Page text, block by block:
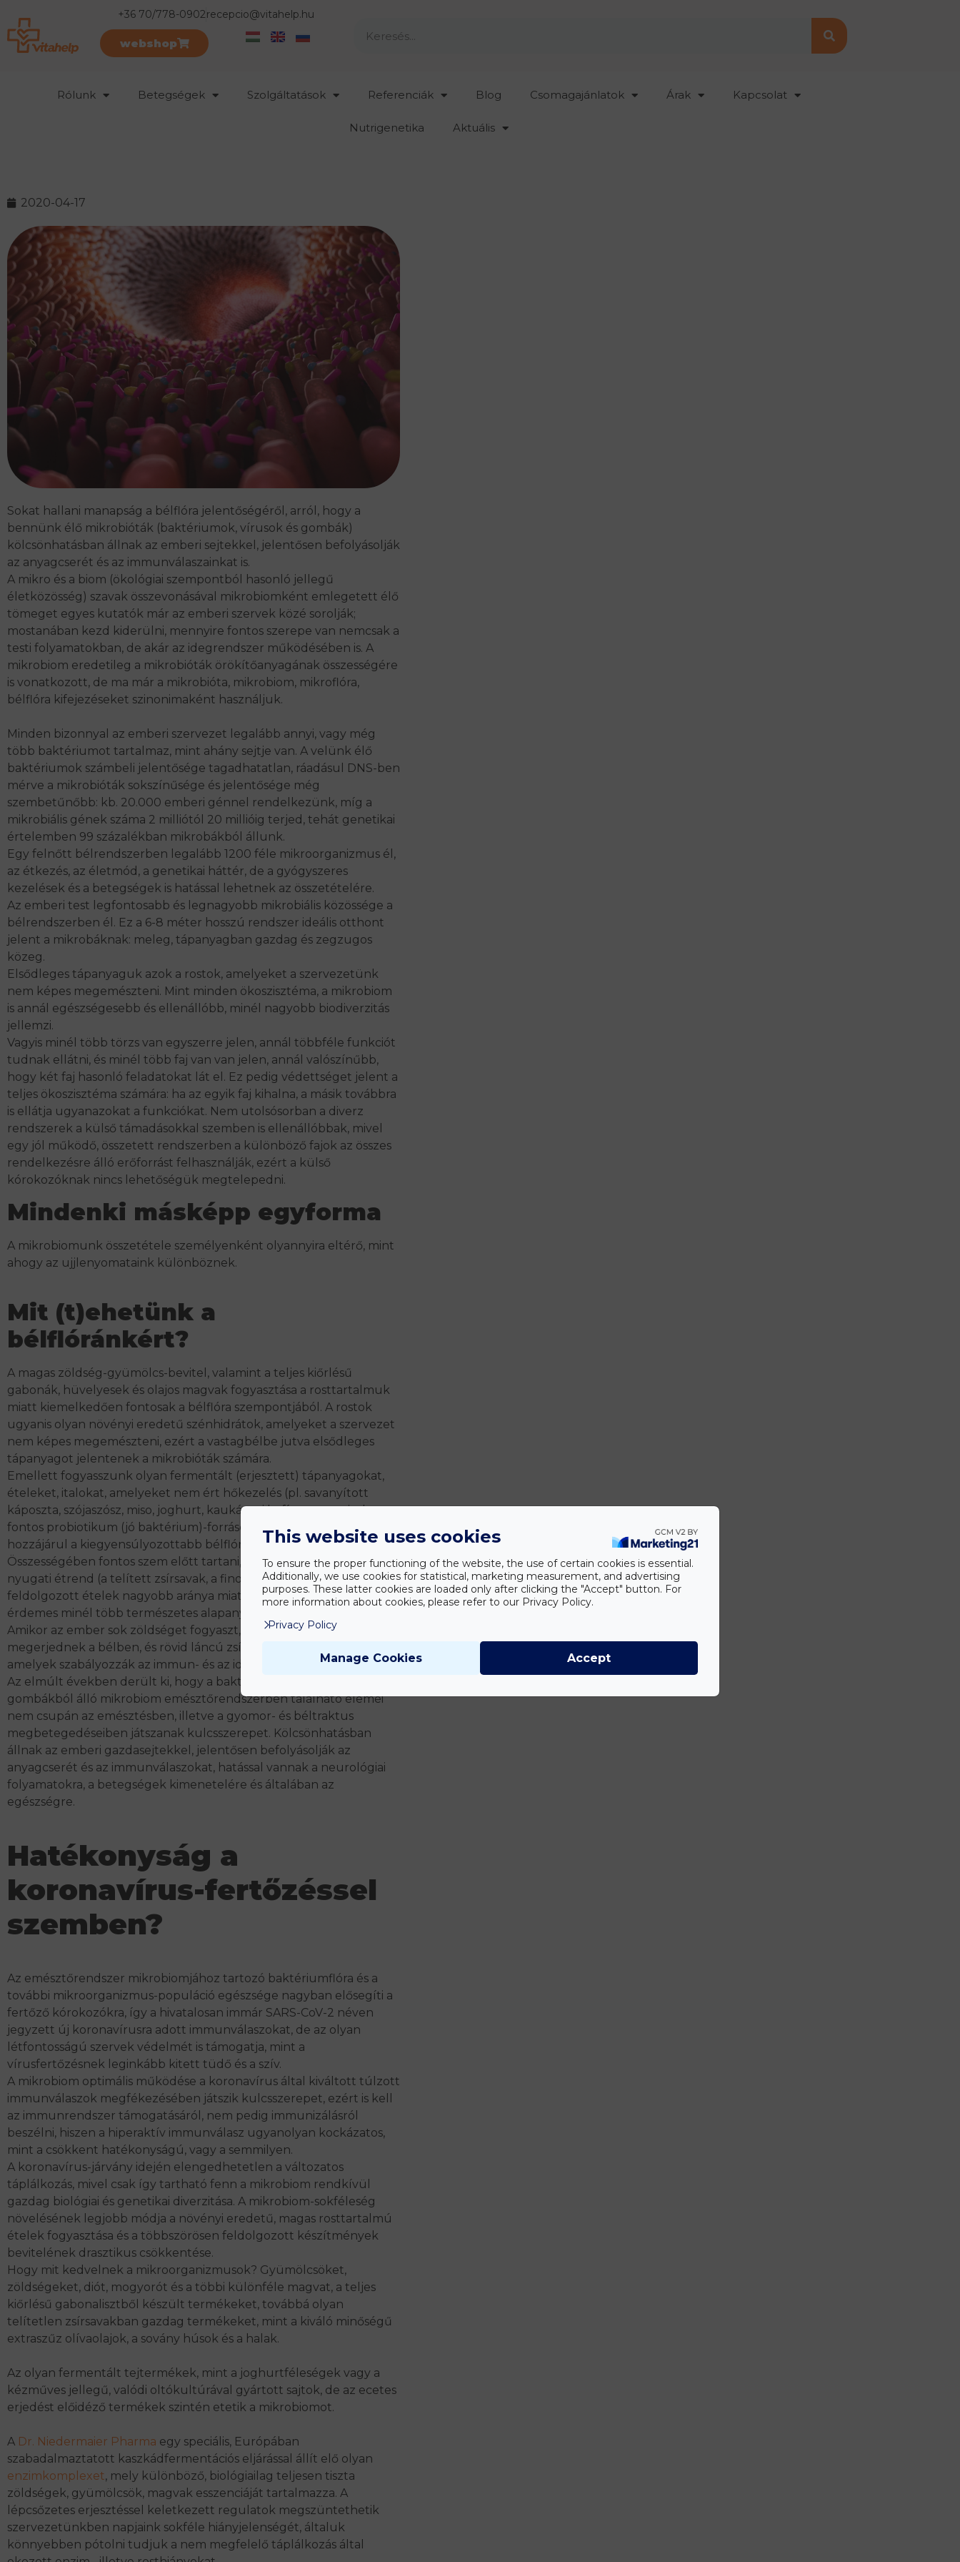
+36 70/778-0902recepcio@vitahelp.hu
webshop
Rólunk Betegségek Szolgáltatások Referenciák Blog Csomagajánlatok Árak Kapcsolat
Nutrigenetika Aktuális
2020-04-17
Sokat hallani manapság a bélflóra jelentőségéről, arról, hogy a
bennünk élő mikrobióták (baktériumok, vírusok és gombák)
kölcsönhatásban állnak az emberi sejtekkel, jelentősen befolyásolják
az anyagcserét és az immunválaszainkat is.
A mikro és a biom (ökológiai szempontból hasonló jellegű
életközösség) szavak összevonásával mikrobiomként emlegetett élő
tömeget egyes kutatók már az emberi szervek közé sorolják;
mostanában kezd kiderülni, mennyire fontos szerepe van nemcsak a
testi folyamatokban, de akár az idegrendszer működésében is. A
mikrobiom eredetileg a mikrobióták örökítőanyagának összességére
is vonatkozott, de ma már a mikrobióta, mikrobiom, mikroflóra,
bélflóra kifejezéseket szinonimaként használjuk.
Minden bizonnyal az emberi szervezet legalább annyi, vagy még
több baktériumot tartalmaz, mint ahány sejtje van. A velünk élő
baktériumok számbeli jelentősége tagadhatatlan, ráadásul DNS-ben
mérve a mikrobióták sokszínűsége és jelentősége még
szembetűnőbb: kb. 20.000 emberi génnel rendelkezünk, míg a
mikrobiális gének száma 2 milliótól 20 millióig terjed, tehát genetikai
értelemben 99 százalékban mikrobákból állunk.
Egy felnőtt bélrendszerben legalább 1200 féle mikroorganizmus él ,
az étkezés, az életmód, a genetikai háttér, de a gyógyszeres
kezelések és a betegségek is hatással lehetnek az összetételére.
Az emberi test legfontosabb és legnagyobb mikrobiális közössége a
bélrendszerben él. Ez a 6-8 méter hosszú rendszer ideális otthont
jelent a mikrobáknak: meleg, tápanyagban gazdag és zegzugos
közeg.
Elsődleges tápanyaguk azok a rostok, amelyeket a szervezetünk
nem képes megemészteni. Mint minden ökoszisztéma, a mikrobiom
is annál egészségesebb és ellenállóbb, minél nagyobb biodiverzitás
jellemzi.
Vagyis minél több törzs van egyszerre jelen, annál többféle funkciót
tudnak ellátni, és minél több faj van van jelen, annál valószínűbb,
hogy két faj hasonló feladatokat lát el. Ez pedig védettséget jelent a
teljes ökoszisztéma számára: ha az egyik faj kihalna, a másik továbbra
is ellátja ugyanazokat a funkciókat. Nem utolsósorban a diverz
rendszerek a külső támadásokkal szemben is ellenállóbbak, mivel
egy jól működő, összetett rendszerben a különböző fajok az összes
rendelkezésre álló erőforrást felhasználják, ezért a külső
kórokozóknak nincs lehetőségük megtelepedni.
Mindenki másképp egyforma
A mikrobiomunk összetétele személyenként olyannyira eltérő, mint
ahogy az ujjlenyomataink különböznek.
Mit (t)ehetünk a
bélflóránkért?
A magas zöldség-gyümölcs-bevitel, valamint a teljes kiőrlésű
gabonák, hüvelyesek és olajos magvak fogyasztása a rosttartalmuk
miatt kiemelkedően fontosak a bélflóra szempontjából. A rostok
ugyanis olyan növényi eredetű szénhidrátok, amelyeket a szervezet
nem képes megemészteni, ezért a vastagbélbe jutva elsődleges
tápanyagot jelentenek a mikrobióták számára.
Emellett fogyasszunk olyan fermentált (erjesztett) tápanyagokat,
ételeket, italokat, amelyeket nem ért hőkezelés (pl. savanyított
káposzta, szójaszósz, miso, joghurt, kaukázusi kefír, egyes sajtok
fontos probiotikum (jó baktérium)-források), ezek fogyasztása is
hozzájárul a kiegyensúlyozottabb bélflórához.
Összességében fontos szem előtt tartani, hogy mivel atipikus
nyugati étrend (a telített zsírsavak, a finomított szénhidrátok és a
feldolgozott ételek nagyobb aránya miatt) rombolja a bélflórát,
érdemes minél több természetes alapanyagot választani.
Amikor az ember sok zöldséget fogyaszt, a növényi anyag rostjai
megerjednek a bélben, és rövid láncú zsírsavakat hoznak létre,
amelyek szabályozzák az immun- és az idegrendszert.
Az elmúlt években derült ki, hogy a baktériumokból, vírusokból és
gombákból álló mikrobiom emésztőrendszerben található elemei
nem csupán az emésztésben, illetve a gyomor- és béltraktus
megbetegedéseiben játszanak kulcsszerepet. Kölcsönhatásban
állnak az emberi gazdasejtekkel, jelentősen befolyásolják az
anyagcserét és az immunválaszokat, hatással vannak a neurológiai
folyamatokra, a betegségek kimenetelére és általában az
egészségre.
Hatékonyság a
koronavírus-fertőzéssel
szemben?
Az emésztőrendszer mikrobiomjához tartozó baktériumflóra és a
további mikroorganizmus-populáció egészsége nagyban elősegíti a
fertőző kórokozókra, így a hivatalosan immár SARS-CoV-2 néven
jegyzett új koronavírusra adott immunválaszokat, de az olyan
létfontosságú szervek védelmét is támogatja, mint a
vírusfertőzésnek leginkább kitett tüdő és a szív.
A mikrobiom optimális működése a koronavírus által kiváltott túlzott
immunválaszok megfékezésében játszik kulcsszerepet, ezért is kell
az immunrendszer támogatásáról, nem pedig immunizálásról
beszélni, hiszen a hiperaktív immunválasz ugyanolyan kockázatos,
mint a csökkent hatékonyságú, vagy a semmilyen.
A koronavírus-járvány idején elengedhetetlen a változatos
táplálkozás, mivel csak így tartható fenn a mikrobiom rendkívül
gazdag biológiai és genetikai diverzitása. A mikrobiom-sokféleség
növelésének legjobb módja a növényi eredetű, magas rosttartalmú
ételek fogyasztása és a többszörösen feldolgozott készítmények
bevitelének drasztikus csökkentése.
Hogy mit kedvelnek a mikroorganizmusok? Gyümölcsöket,
zöldségeket, diót, mogyorót és a többi különféle magvat, a teljes
kiőrlésű gabonalisztből készült termékeket, továbbá olyan
telítetlen zsírsavakban gazdag termékeket, mint a kiváló minőségű
extraszűz olívaolajok, a sovány húsok és a halak.
Az olyan fermentált tejtermékek, mint a joghurtféleségek vagy a
kézműves jellegű, valódi oltókultúrával gyártott sajtok, de az ecetes
erjedést előidéző termékek szintén etetik a mikrobiomot.
A Dr. Niedermaier Pharma egy speciális, Európában
szabadalmaztatott kaszkádfermentációs eljárással állít elő olyan
enzimkomplexet, mely különböző, biológiailag teljesen tiszta
zöldségek, gyümölcsök, magvak esszenciáját tartalmazza. A
lépcsőzetes erjesztéssel keletkezett regulatok megszüntethetik
szervezetünkben napjaink sokféle hiányjelenségét, általuk
könnyebben pótolni tudjuk a nem megfelelő táplálkozás által
This website uses cookies
To ensure the proper functioning of the website, the use of certain cookies is essential.
Additionally, we use cookies for statistical, marketing measurement, and advertising
purposes. These latter cookies are loaded only after clicking the "Accept" button. For
more information about cookies, please refer to our Privacy Policy.
Privacy Policy
Manage Cookies Accept